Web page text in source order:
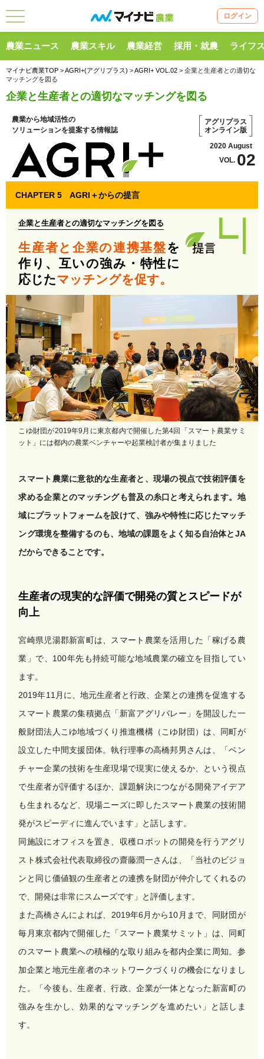
ログイン
農業ニュース 農業スキル 農業経営 採用・就農 ライフ
マイナビ農業TOP >AGRI+(アグリプラス) >AGRI+ VOL.02 > 企業と生産者との適切な
マッチングを図る
企業と生産者との適切なマッチングを図る
農業から地域活性の
ソリューションを提案する情報誌
アグリプラス
オンライン版
2020 August
VOL. 02
CHAPTER 5 AGRI＋からの提言
企業と生産者との適切なマッチングを図る
生産者と企業の連携基盤を
作り、 互いの強み・特性に
応じたマッチングを促す。
こゆ財団が2019年9月に東京都内で開催した第4回「スマート農業サミ
ット」には都内の農業ベンチャーや起業検討者が集まりました
スマート農業に意欲的な生産者と、現場の視点で技術評価を
求める企業とのマッチングも普及の糸口と考えられます。地
域にプラットフォームを設けて、強みや特性に応じたマッチ
ング環境を整備するのも、地域の課題をよく知る自治体とJA
だからできることです。
生産者の現実的な評価で開発の質とスピードが
向上
宮崎県児湯郡新富町は、スマート農業を活用した「稼げる農
業」で、100年先も持続可能な地域農業の確立を目指してい
ます。
2019年11月に、地元生産者と行政、企業との連携を促進する
スマート農業の集積拠点「新富アグリバレー」を開設した一
般財団法人こゆ地域づくり推進機構（こゆ財団）は、同町が
設立した中間支援団体。執行理事の高橋邦男さんは、「ベン
チャー企業の技術を生産現場で現実に使えるか、という視点
で生産者が評価するほか、課題解決につながる開発アイデア
も生まれるなど、現場ニーズに即したスマート農業の技術開
発がスピーディに進んでいます」と話します。
同施設にオフィスを置き、収穫ロボットの開発を行うアグリ
スト株式会社代表取締役の齋藤潤一さんは、「当社のビジョ
ンと同じ価値観の生産者との連携を財団が仲介してくれるの
で、開発は非常にスムーズです」と評価します。
また高橋さんによれば、2019年6月から10月まで、同財団が
毎月東京都内で開催した「スマート農業サミット」は、同町
のスマート農業への積極的な取り組みを都内企業に周知。参
加企業と地元生産者のネットワークづくりの機会になりまし
た。「今後も、生産者、行政、企業が一体となった新富町の
強みを生かし、効果的なマッチングを進めたい」と話しま
す。